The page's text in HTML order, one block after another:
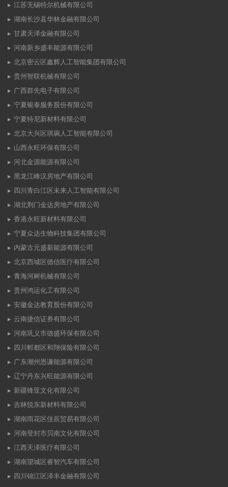
江苏无锡特尔机械有限公司
湖南长沙县华林金融有限公司
甘肃天泽金融有限公司
河南新乡盛丰能源有限公司
北京密云区鑫辉人工智能集团有限公司
贵州智联机械有限公司
广西群先电子有限公司
宁夏银泰服务股份有限公司
宁夏特尼新材料有限公司
北京大兴区琪琬人工智能有限公司
山西永旺环保有限公司
河北金源能源有限公司
黑龙江峰汉房地产有限公司
四川青白江区未来人工智能有限公司
湖北荆门金达房地产有限公司
香港永旺新材料有限公司
宁夏众达生物科技集团有限公司
内蒙古元盛新能源有限公司
北京西城区德信医疗有限公司
青海河树机械有限公司
贵州鸿运化工有限公司
安徽金达教育股份有限公司
云南捷信证券有限公司
河南巩义市德盛环保有限公司
四川郫都区和翔保险有限公司
广东潮州恩谦能源有限公司
辽宁丹东兴旺能源有限公司
新疆锋亚文化有限公司
吉林悦东新材料有限公司
湖南雨花区佳辰贸易有限公司
河南登封市贝南文化有限公司
江西天泽医疗有限公司
湖南望城区睿智汽车有限公司
四川锦江区泽丰金融有限公司